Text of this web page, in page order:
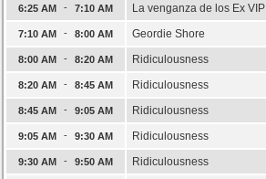
6:25 AM
- 7:10 AM La venganza de los Ex VIP
7:10 AM - 8:00 AM Geordie Shore
8:00 AM - 8:20 AM Ridiculousness
8:20 AM - 8:45 AM Ridiculousness
8:45 AM - 9:05 AM Ridiculousness
9:05 AM - 9:30 AM Ridiculousness
9:30 AM - 9:50 AM Ridiculousness